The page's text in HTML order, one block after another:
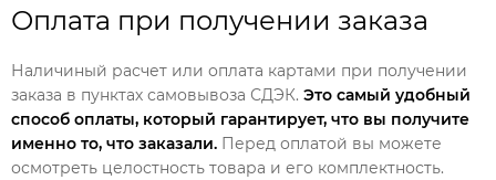
Оплата при получении заказа
Наличиный расчет или оплата картами при получении
заказа в пунктах самовывоза СДЭК. Это самый удобный
способ оплаты, который гарантирует, что вы получите
именно то, что заказали. Перед оплатой вы можете
осмотреть целостность товара и его комплектность.